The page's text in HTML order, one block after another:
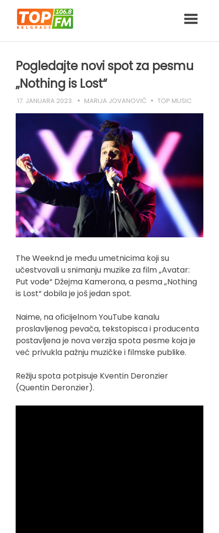
content
Pogledajte novi spot za pesmu
„Nothing is Lost“
17. JANUARA 2023. MARIJA JOVANOVIĆ TOP MUSIC
The Weeknd je među umetnicima koji su
učestvovali u snimanju muzike za film „Avatar:
Put vode“ Džejma Kamerona, a pesma „Nothing
is Lost“ dobila je još jedan spot.
Naime, na oficijelnom YouTube kanalu
proslavljenog pevača, tekstopisca i producenta
postavljena je nova verzija spota pesme koja je
već privukla pažnju muzičke i filmske publike.
Režiju spota potpisuje Kventin Deronzier
(Quentin Deronzier).